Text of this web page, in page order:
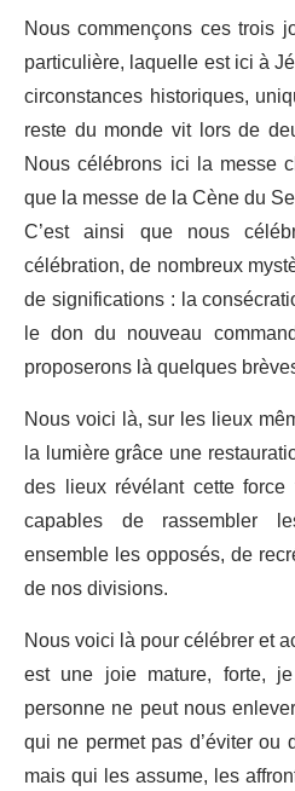
Nous commençons ces trois
particulière, laquelle est ici à
circonstances historiques,
reste du monde vit lors de
Nous célébrons ici la messe
que la messe de la Cène du
C’est ainsi que nous
célébration, de nombreux
de significations : la
le don du nouveau
proposerons là quelques
Nous voici là, sur les lieux
la lumière grâce une
des lieux révélant cette
capables de rassembler
ensemble les opposés, de
de nos divisions.
Nous voici là pour célébrer et
est une joie mature, forte,
personne ne peut nous
qui ne permet pas d’éviter
mais qui les assume, les